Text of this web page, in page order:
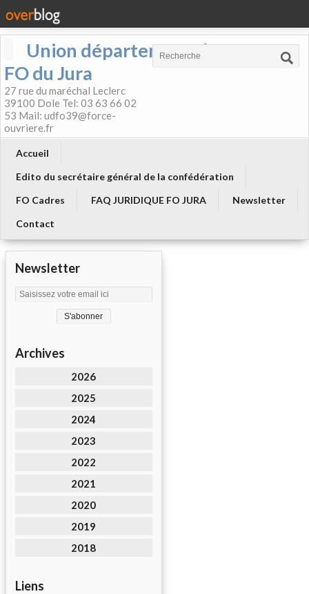
Union départementale
FO du Jura
27 rue du maréchal Leclerc
39100 Dole Tel: 03 63 66 02
53 Mail: udfo39@force-
ouvriere.fr
Accueil
Edito du secrétaire général de la confédération
FO Cadres
FAQ JURIDIQUE FO JURA
Newsletter
Contact
Newsletter
Archives
2026
2025
2024
2023
2022
2021
2020
2019
2018
Liens